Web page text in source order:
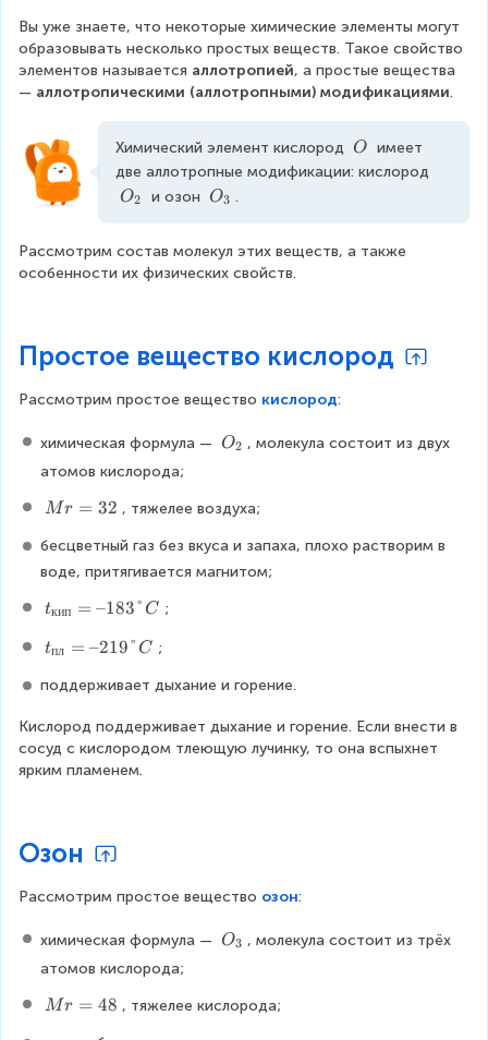
Вы уже знаете, что некоторые химические элементы могут
образовывать несколько простых веществ. Такое свойство
элементов называется аллотропией, а простые вещества
— аллотропическими (аллотропными) модификациями.
Химический элемент кислород \
\
O имеет
две аллотропные модификации: кислород
O
2
}
O2 и озон O
3
}
O3 .
Рассмотрим состав молекул этих веществ, а также
особенности их физических свойств.
Простое вещество кислород
Рассмотрим простое вещество кислород:
химическая формула — O
2
O2 , молекула состоит из двух
атомов кислорода;
M
=
3
Mr = 32 , тяжелее воздуха;
бесцветный газ без вкуса и запаха, плохо растворим в
воде, притягивается магнитом;
t
{
и
}
=
–
3
°
C
tкип = –183°C ;
t
{
л
}
=
9
C
tпл = –219°C ;
поддерживает дыхание и горение.
Кислород поддерживает дыхание и горение. Если внести в
сосуд с кислородом тлеющую лучинку, то она вспыхнет
ярким пламенем.
Озон
Рассмотрим простое вещество озон:
химическая формула — O
3
O3 , молекула состоит из трёх
атомов кислорода;
M
Mr = 48 , тяжелее кислорода;